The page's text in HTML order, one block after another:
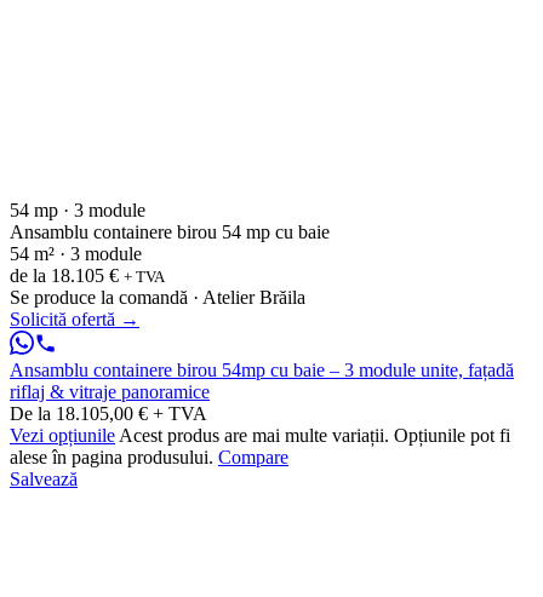
54 mp · 3 module
Ansamblu containere birou 54 mp cu baie
54 m² · 3 module
de la 18.105 € + TVA
Se produce la comandă · Atelier Brăila
Solicită ofertă →
Ansamblu containere birou 54mp cu baie – 3 module unite, fațadă
riflaj & vitraje panoramice
De la 18.105,00 € + TVA
Vezi opțiunile Acest produs are mai multe variații. Opțiunile pot fi
alese în pagina produsului. Compare
Salvează